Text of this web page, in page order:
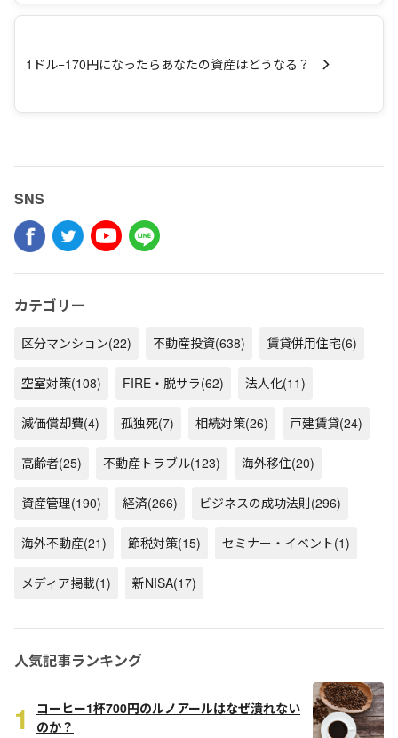
1ドル=170円になったらあなたの資産はどうなる？
SNS
カテゴリー
区分マンション(22) 不動産投資(638) 賃貸併用住宅(6)
空室対策(108) FIRE・脱サラ(62) 法人化(11)
減価償却費(4) 孤独死(7) 相続対策(26) 戸建賃貸(24)
高齢者(25) 不動産トラブル(123) 海外移住(20)
資産管理(190) 経済(266) ビジネスの成功法則(296)
海外不動産(21) 節税対策(15) セミナー・イベント(1)
メディア掲載(1) 新NISA(17)
人気記事ランキング
1
コーヒー1杯700円のルノアールはなぜ潰れない
のか？